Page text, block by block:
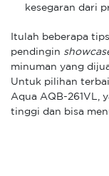
kesegaran dari
Itulah beberapa
pendingin
minuman yang
Untuk pilihan
Aqua AQB-261VL,
tinggi dan bisa